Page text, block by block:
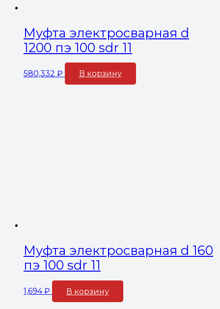
Муфта электросварная d
1200 пэ 100 sdr 11
580,332 ₽ В корзину
Муфта электросварная d 160
пэ 100 sdr 11
1,694₽ В корзину